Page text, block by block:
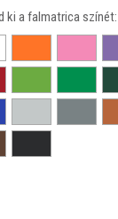
ki a falmatrica színét: